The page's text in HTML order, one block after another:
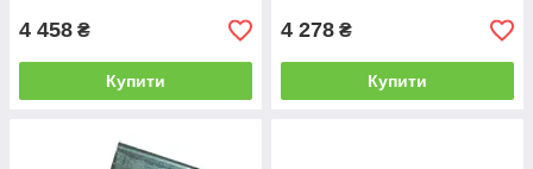
4 458 ₴
Купити
4 278 ₴
Купити